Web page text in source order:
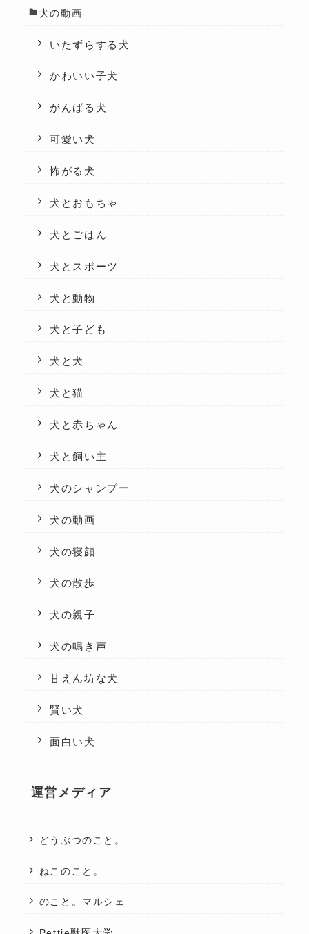
犬の動画
いたずらする犬
かわいい子犬
がんばる犬
可愛い犬
怖がる犬
犬とおもちゃ
犬とごはん
犬とスポーツ
犬と動物
犬と子ども
犬と犬
犬と猫
犬と赤ちゃん
犬と飼い主
犬のシャンプー
犬の動画
犬の寝顔
犬の散歩
犬の親子
犬の鳴き声
甘えん坊な犬
賢い犬
面白い犬
運営メディア
どうぶつのこと。
ねこのこと。
のこと。マルシェ